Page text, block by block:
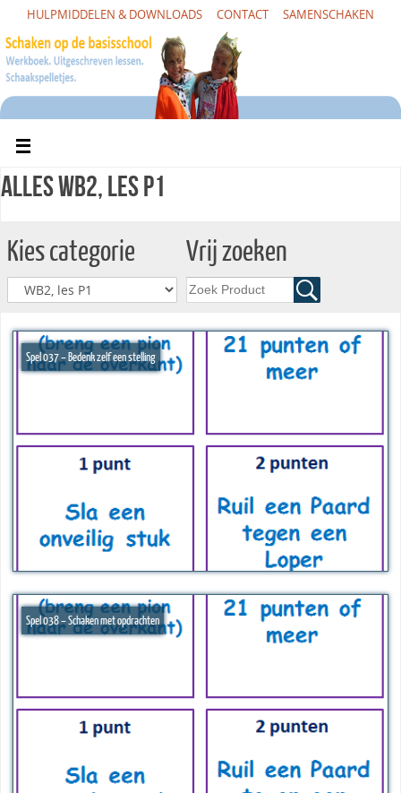
HULPMIDDELEN & DOWNLOADS CONTACT SAMENSCHAKEN
Alles WB2, les P1
Kies categorie Vrij zoeken
Spel 037 – Bedenk zelf een stelling
Spel 038 – Schaken met opdrachten